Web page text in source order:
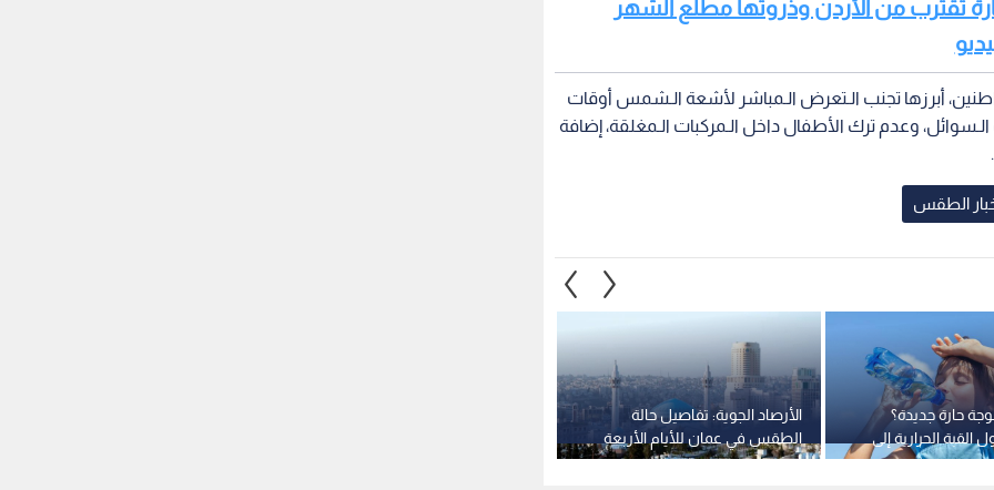
تقترب من الأردن وذروتها مطلع الشهر
أبرزها تجنب الـتعرض الـمباشر لأشعة الـشمس أوقات
والإكثار من شرب الـسوائل، وعدم ترك الأطفال داخل الـمركبات الـمغلقة، إضافة
الطقس
الأرصاد الجوية: تفاصيل حالة
الطقس في عمان للأيام الأربعة
القادمة
حارة جديدة؟
الحرارية إلى
الشام